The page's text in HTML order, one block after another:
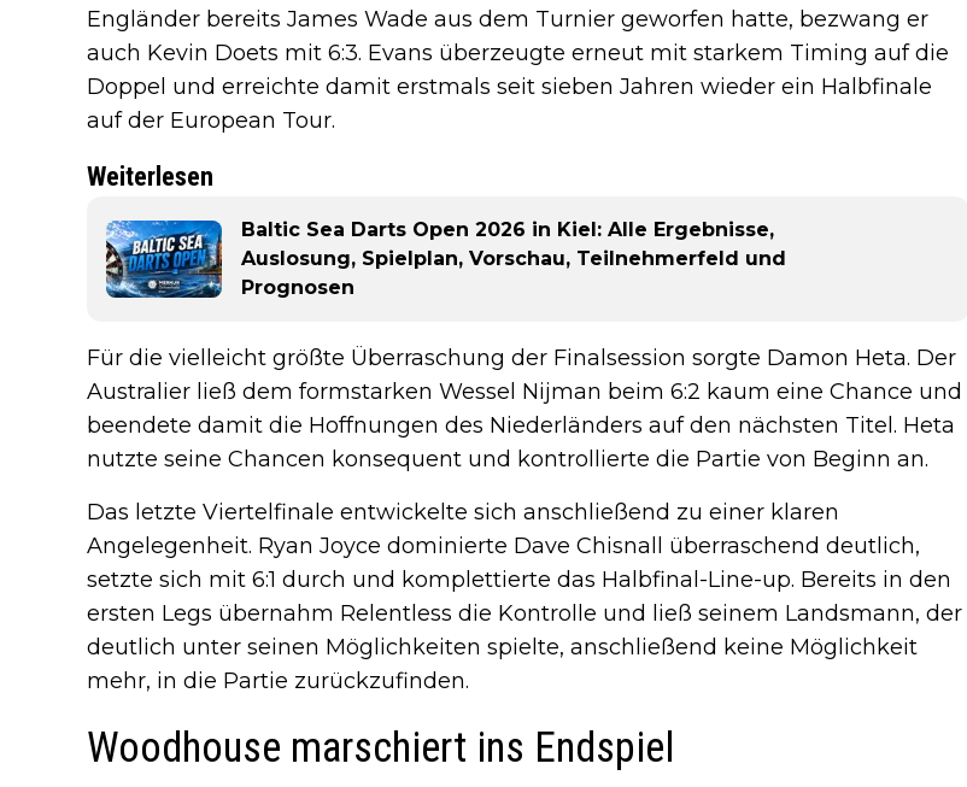
Engländer bereits James Wade aus dem Turnier geworfen hatte, bezwang er
auch Kevin Doets mit 6:3. Evans überzeugte erneut mit starkem Timing auf die
Doppel und erreichte damit erstmals seit sieben Jahren wieder ein Halbfinale
auf der European Tour.
Weiterlesen
Baltic Sea Darts Open 2026 in Kiel: Alle Ergebnisse,
Auslosung, Spielplan, Vorschau, Teilnehmerfeld und
Prognosen
Für die vielleicht größte Überraschung der Finalsession sorgte Damon Heta. Der
Australier ließ dem formstarken Wessel Nijman beim 6:2 kaum eine Chance und
beendete damit die Hoffnungen des Niederländers auf den nächsten Titel. Heta
nutzte seine Chancen konsequent und kontrollierte die Partie von Beginn an.
Das letzte Viertelfinale entwickelte sich anschließend zu einer klaren
Angelegenheit. Ryan Joyce dominierte Dave Chisnall überraschend deutlich,
setzte sich mit 6:1 durch und komplettierte das Halbfinal-Line-up. Bereits in den
ersten Legs übernahm Relentless die Kontrolle und ließ seinem Landsmann, der
deutlich unter seinen Möglichkeiten spielte, anschließend keine Möglichkeit
mehr, in die Partie zurückzufinden.
Woodhouse marschiert ins Endspiel